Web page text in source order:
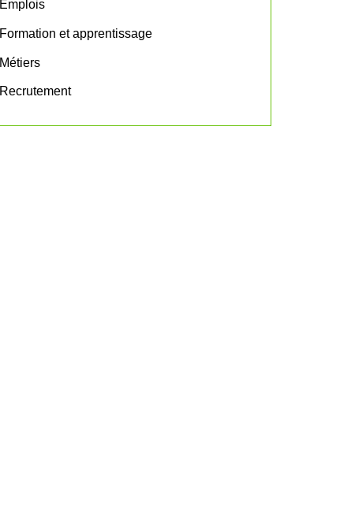
Emplois
Formation et apprentissage
Métiers
Recrutement